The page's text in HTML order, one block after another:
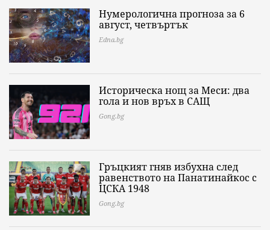
Нумерологична прогноза за 6
август, четвъртък
Edna.bg
Историческа нощ за Меси: два
гола и нов връх в САЩ
Gong.bg
Гръцкият гняв избухна след
равенството на Панатинайкос с
ЦСКА 1948
Gong.bg